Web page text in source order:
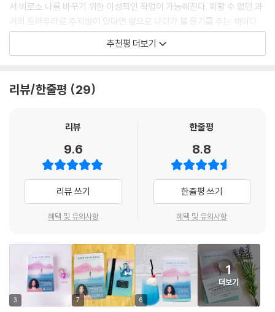
--- p.79
“당신에게 무슨 일이 있었나요?”라는 질문을 해 보면, 그 사람이 발달기에
트라우마를 경험한 일이 있다는 것을 발견하게되는 경우가 많습니다. ‘발
조절 장애 상태예요. 대체로 신경이 곤두서 있고 불안해한다는 말입니다.
때로는 자신이 몸 밖으로 튀어 나갈 것처럼 심하게 놀라기도 하고, 러셀 브
신경망이 민감화되어 있기 때문이에요..
항상 조절하려는 욕구, 위안을 찾으려는 욕구, 보상 들통을 채우려는 욕구
가 존재해요. 하지만 뭐니 뭐니 해도 가장 강력한 보상은 인간관계에서 얻
는 보상이라는 사실이 밝혀졌습니다. 사람들과의 긍정적인 상호작용은 보
상의 뿌듯함과 조절의 안정감을 안겨 주지요. 자기를 생각해 주고, 함께 시
절 방식에서 벗어나는 일은 거의 불가능합니다.
--- p.91
세 번째 대화: 우리는 어떻게 사랑받았나
못한다. 자기 욕구를 억누르며 남들에게 순응하고, 어려운 도전이나 불편
한 상황에 직면하면 습관적으로 회피하며, 타인과 관계를 맺거나 유지하는
것을 힘들어하기도 한다. 이런 순응적 성향은 피할 수 없는 위협이나 스트
이 걸렸고, 이후에도 어머니와의 관계는 풀지 못한 숙제였다.
아이와 어른 모두를 위한 트라우마 안내서
윈프리가 트라우마를 주제로 아동정신의학자 페리 박사와 이야기를 나누
게 된 것은 30년의 세월을 거슬러 올라간다. 뇌과학을 공부한 뒤 정신의학
에 뛰어든 젊은 연구자였던 페리 박사가 동료들조차 별 관심 없는 아동기
트라우마를 붙잡고 씨름하던 시절이었다. 윈프리가 먼저 손을 내밀어 만나
게 된 두 사람은 트라우마와 치유에 관해 각자의 자리에서 치열하게 고민
이들의 대화는 트라우마가 우리 뇌와 몸에 작동하는 방식(첫 번째에서 세
번째 대화), 트라우마를 일으키는 개인의 다양한 경험(네 번째 대화)과 세
서 비로소 나를 바꾸기 위한 이성적인 작업이 가능해진다. 피할 수 없던 과
거의 트라우마로 주저앉아 있다면 앞으로 나아가 볼 용기를 주는 책이다.
- 하지현 (정신건강의학과 전문의, 『포스트 코로나, 아이들 마음부터 챙깁니다》 저자)
고, 우리의 예상보다 훨씬 빈번하게 성공적으로 치유되기도 한다. 이 책에
유를 가로막는 가장 큰 장애물이다. 이 책을 읽으며 새삼 깨닫는다. 그토록
오랫동안 필사적으로 토닥여 왔음에도, 아직도 내 안에 울고 있는 내면아
이가 있다는 것을. 그 아이는 여전히 나 자신의 보살핌을 필요로 하고 있음
빚어내는 눈부신 치유의 오케스트라를 온몸으로 체험한다. 우리의 아픈 마
음을 따스하게 보듬는 이 책은 』반드시 내 힘으로 상처를 치유하는 길’을
끝내 당신에게 선물할 것이다.
추천평 더보기
리뷰/한줄평 29
리뷰
9.6
리뷰 쓰기
혜택 및 유의사항
한줄평
8.8
한줄평 쓰기
혜택 및 유의사항
3 7 6
1
더보기